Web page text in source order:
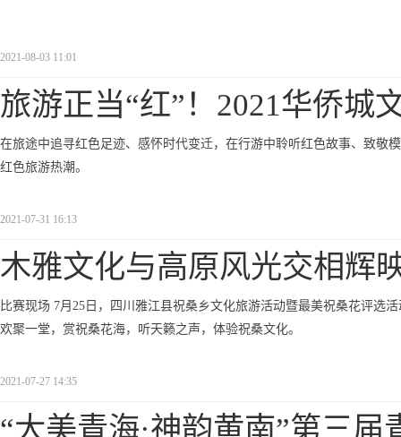
2021-08-03 11:01
旅游正当“红”！2021华侨城
在旅途中追寻红色足迹、感怀时代变迁，在行游中聆听红色故事、致敬
红色旅游热潮。
2021-07-31 16:13
木雅文化与高原风光交相辉
比赛现场 7月25日，四川雅江县祝桑乡文化旅游活动暨最美祝桑花评选
欢聚一堂，赏祝桑花海，听天籁之声，体验祝桑文化。
2021-07-27 14:35
“大美青海·神韵黄南”第三届